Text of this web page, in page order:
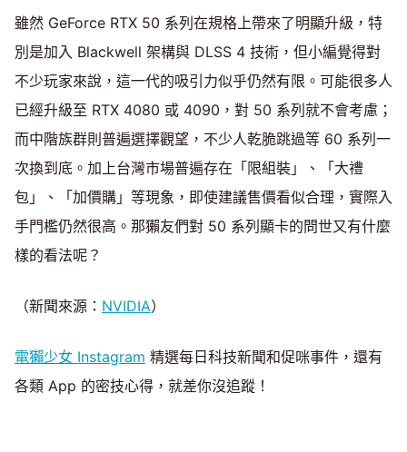
雖然 GeForce RTX 50 系列在規格上帶來了明顯升級，特
別是加入 Blackwell 架構與 DLSS 4 技術，但小編覺得對
不少玩家來說，這一代的吸引力似乎仍然有限。可能很多人
已經升級至 RTX 4080 或 4090，對 50 系列就不會考慮；
而中階族群則普遍選擇觀望，不少人乾脆跳過等 60 系列一
次換到底。加上台灣市場普遍存在「限組裝」、「大禮
包」、「加價購」等現象，即使建議售價看似合理，實際入
手門檻仍然很高。那獺友們對 50 系列顯卡的問世又有什麼
樣的看法呢？
（新聞來源： NVIDIA）
電獺少女 Instagram 精選每日科技新聞和促咪事件，還有
各類 App 的密技心得，就差你沒追蹤！